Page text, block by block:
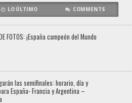
LO ÚLTIMO COMMENTS
FOTOS: ¡España campeón del Mundo
las semifinales: horario, día y
España- Francia y Argentina –